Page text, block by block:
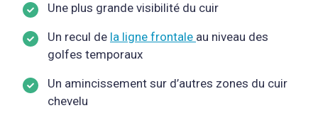
Une plus grande visibilité du cuir
Un recul de la ligne frontale au niveau des
golfes temporaux
Un amincissement sur d’autres zones du cuir
chevelu